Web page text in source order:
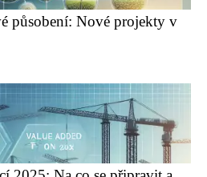
působení: Nové projekty v